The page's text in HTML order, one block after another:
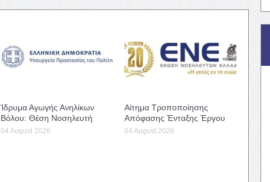
Ίδρυμα Αγωγής Ανηλίκων
Βόλου: Θέση Νοσηλευτή
04 August 2026
Αίτημα Τροποποίησης
Απόφασης Ένταξης Έργου
04 August 2026